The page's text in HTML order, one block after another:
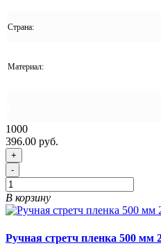
Страна:
Материал:
1000
396.00 руб.
+
-
В корзину
Ручная стретч пленка 500 мм